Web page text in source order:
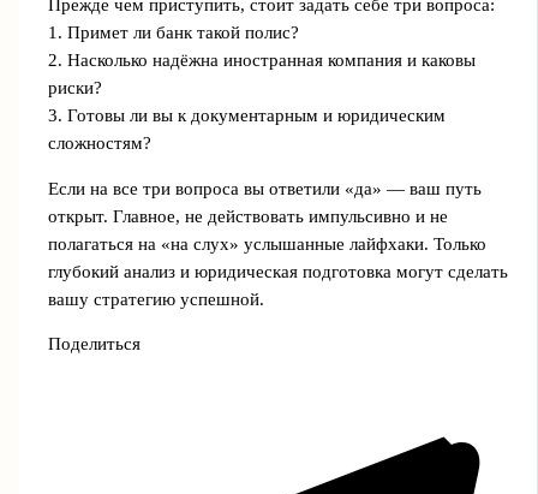
Прежде чем приступить, стоит задать себе три вопроса:
1. Примет ли банк такой полис?
2. Насколько надёжна иностранная компания и каковы
риски?
3. Готовы ли вы к документарным и юридическим
сложностям?
Если на все три вопроса вы ответили «да» — ваш путь
открыт. Главное, не действовать импульсивно и не
полагаться на «на слух» услышанные лайфхаки. Только
глубокий анализ и юридическая подготовка могут сделать
вашу стратегию успешной.
Поделиться